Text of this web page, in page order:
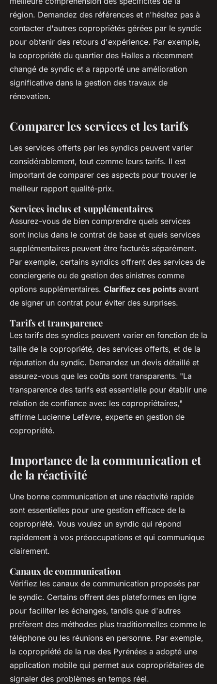
région. Demandez des références et n'hésitez pas à
contacter d'autres copropriétés gérées par le syndic
pour obtenir des retours d'expérience. Par exemple,
la copropriété du quartier des Halles a récemment
changé de syndic et a rapporté une amélioration
significative dans la gestion des travaux de
rénovation.
Comparer les services et les tarifs
Les services offerts par les syndics peuvent varier
considérablement, tout comme leurs tarifs. Il est
important de comparer ces aspects pour trouver le
meilleur rapport qualité-prix.
Services inclus et supplémentaires
Assurez-vous de bien comprendre quels services
sont inclus dans le contrat de base et quels services
supplémentaires peuvent être facturés séparément.
Par exemple, certains syndics offrent des services de
conciergerie ou de gestion des sinistres comme
options supplémentaires. Clarifiez ces points avant
de signer un contrat pour éviter des surprises.
Tarifs et transparence
Les tarifs des syndics peuvent varier en fonction de la
taille de la copropriété, des services offerts, et de la
réputation du syndic. Demandez un devis détaillé et
assurez-vous que les coûts sont transparents. "La
transparence des tarifs est essentielle pour établir une
relation de confiance avec les copropriétaires,"
affirme Lucienne Lefèvre, experte en gestion de
copropriété.
Importance de la communication et
de la réactivité
Une bonne communication et une réactivité rapide
sont essentielles pour une gestion efficace de la
copropriété. Vous voulez un syndic qui répond
rapidement à vos préoccupations et qui communique
clairement.
Canaux de communication
Vérifiez les canaux de communication proposés par
le syndic. Certains offrent des plateformes en ligne
pour faciliter les échanges, tandis que d'autres
préfèrent des méthodes plus traditionnelles comme le
téléphone ou les réunions en personne. Par exemple,
la copropriété de la rue des Pyrénées a adopté une
application mobile qui permet aux copropriétaires de
signaler des problèmes en temps réel.